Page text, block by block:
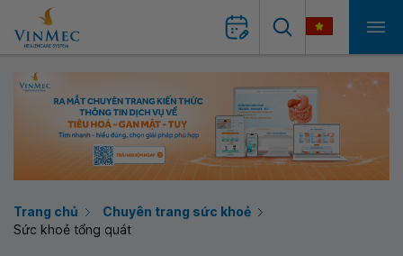
Trang chủ
Chuyên trang sức khoẻ
Sức khoẻ tổng quát